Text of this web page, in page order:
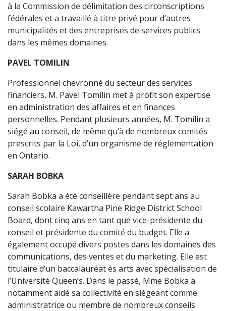
à la Commission de délimitation des circonscriptions
fédérales et a travaillé à titre privé pour d’autres
municipalités et des entreprises de services publics
dans les mêmes domaines.
PAVEL TOMILIN
Professionnel chevronné du secteur des services
financiers, M. Pavel Tomilin met à profit son expertise
en administration des affaires et en finances
personnelles. Pendant plusieurs années, M. Tomilin a
siégé au conseil, de même qu’à de nombreux comités
prescrits par la Loi, d’un organisme de réglementation
en Ontario.
SARAH BOBKA
Sarah Bobka a été conseillère pendant sept ans au
conseil scolaire Kawartha Pine Ridge District School
Board, dont cinq ans en tant que vice-présidente du
conseil et présidente du comité du budget. Elle a
également occupé divers postes dans les domaines des
communications, des ventes et du marketing. Elle est
titulaire d’un baccalauréat ès arts avec spécialisation de
l’Université Queen’s. Dans le passé, Mme Bobka a
notamment aidé sa collectivité en siégeant comme
administratrice ou membre de nombreux conseils